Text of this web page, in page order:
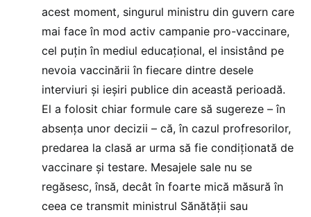
acest moment, singurul ministru din guvern care
mai face în mod activ campanie pro-vaccinare,
cel puțin în mediul educațional, el insistând pe
nevoia vaccinării în fiecare dintre desele
interviuri și ieșiri publice din această perioadă.
El a folosit chiar formule care să sugereze – în
absența unor decizii – că, în cazul profresorilor,
predarea la clasă ar urma să fie condiționată de
vaccinare și testare. Mesajele sale nu se
regăsesc, însă, decât în foarte mică măsură în
ceea ce transmit ministrul Sănătății sau